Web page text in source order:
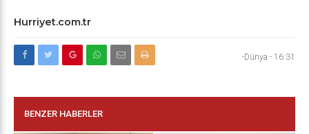
Hurriyet.com.tr
-Dünya - 16:31
BENZER HABERLER